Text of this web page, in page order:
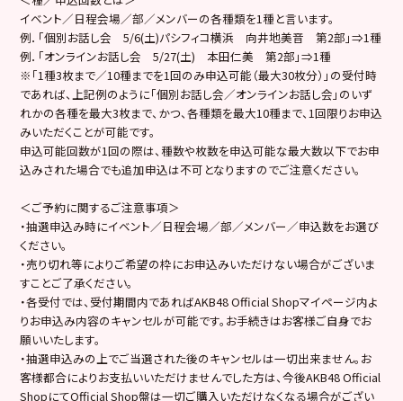
イベント／日程会場／部／メンバーの各種類を1種と言います。
例．「個別お話し会 5/6(土)パシフィコ横浜 向井地美音 第2部」⇒1種
例．「オンラインお話し会 5/27(土) 本田仁美 第2部」⇒1種
※「1種3枚まで／10種までを1回のみ申込可能（最大30枚分）」の受付時
であれば、上記例のように「個別お話し会／オンラインお話し会」のいず
れかの各種を最大3枚まで、かつ、各種類を最大10種まで、1回限りお申込
みいただくことが可能です。
申込可能回数が1回の際は、種数や枚数を申込可能な最大数以下でお申
込みされた場合でも追加申込は不可となりますのでご注意ください。
＜ご予約に関するご注意事項＞
・抽選申込み時にイベント／日程会場／部／メンバー／申込数をお選び
ください。
・売り切れ等によりご希望の枠にお申込みいただけない場合がございま
すことご了承ください。
・各受付では、受付期間内であればAKB48 Official Shopマイページ内よ
りお申込み内容のキャンセルが可能です。お手続きはお客様ご自身でお
願いいたします。
・抽選申込みの上でご当選された後のキャンセルは一切出来ません。お
客様都合によりお支払いいただけませんでした方は、今後AKB48 Official
ShopにてOfficial Shop盤は一切ご購入いただけなくなる場合がござい